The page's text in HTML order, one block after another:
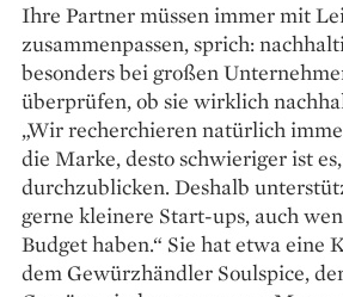
Ihre Partner müssen immer mit
zusammenpassen, sprich:
besonders bei großen
überprüfen, ob sie wirklich
„Wir recherchieren natürlich
die Marke, desto schwieriger ist
durchzublicken. Deshalb
gerne kleinere Start-ups, auch
Budget haben.“ Sie hat etwa eine
dem Gewürzhändler Soulspice,